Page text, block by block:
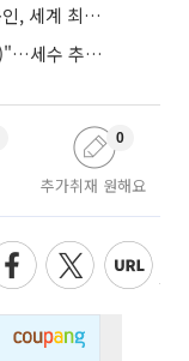
이상일 시장, 다낭 국제무대 올랐다…"용인, 세계 최대 반도체 도시 된다"
경기도의회 국힘 "7조 채무는 인재(人災)"…세수 추계 조작 의혹 제기
추가취재 원해요
0